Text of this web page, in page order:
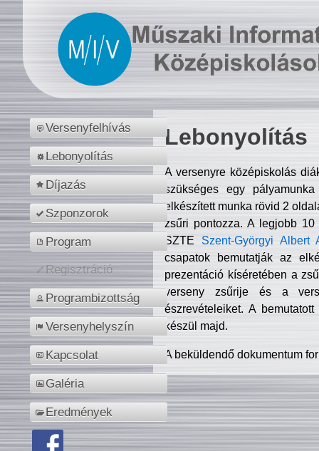
Versenyfelhívás
Lebonyolítás
Díjazás
Szponzorok
Program
Regisztráció
Programbizottság
Versenyhelyszín
Kapcsolat
Galéria
Eredmények
Lebonyolítás
A versenyre középiskolás
szükséges egy
elkészített munka rövid 2
zsűri pontozza. A legjobb
SZTE Szent-Györgyi Albert
csapatok bemutatják az
prezentáció kíséretében a
verseny zsűrije és a
észrevételeiket. A
készül majd.
A beküldendő dokumentum